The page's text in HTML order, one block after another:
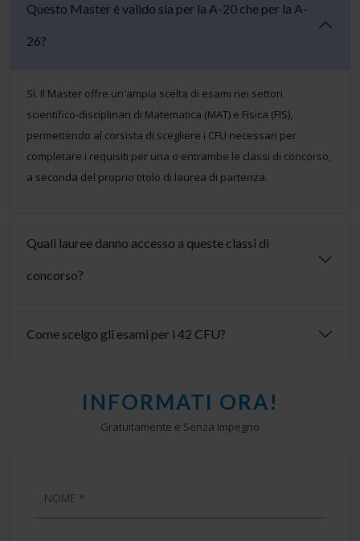
Questo Master è valido sia per la A-20 che per la A-
26?
Sì. Il Master offre un'ampia scelta di esami nei settori
scientifico-disciplinari di Matematica (MAT) e Fisica (FIS),
permettendo al corsista di scegliere i CFU necessari per
completare i requisiti per una o entrambe le classi di concorso,
a seconda del proprio titolo di laurea di partenza.
Quali lauree danno accesso a queste classi di
concorso?
Come scelgo gli esami per i 42 CFU?
INFORMATI ORA!
Gratuitamente e Senza Impegno
NOME